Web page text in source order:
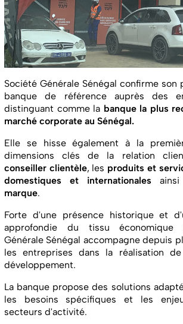
Société Générale Sénégal confirme
banque de référence auprès des
distinguant comme la banque la plus
marché corporate au Sénégal.
Elle se hisse également à la
dimensions clés de la relation
conseiller clientèle, les produits et
domestiques et internationales
marque.
Forte d'une présence historique et
approfondie du tissu économique
Générale Sénégal accompagne depuis
les entreprises dans la réalisation
développement.
La banque propose des solutions
les besoins spécifiques et les
secteurs d'activité.